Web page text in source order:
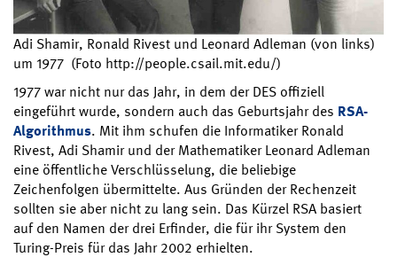
Adi Shamir, Ronald Rivest und Leonard Adleman (von links)
um 1977 (Foto http://people.csail.mit.edu/)
1977 war nicht nur das Jahr, in dem der DES offiziell
eingeführt wurde, sondern auch das Geburtsjahr des RSA-
Algorithmus. Mit ihm schufen die Informatiker Ronald
Rivest, Adi Shamir und der Mathematiker Leonard Adleman
eine öffentliche Verschlüsselung, die beliebige
Zeichenfolgen übermittelte. Aus Gründen der Rechenzeit
sollten sie aber nicht zu lang sein. Das Kürzel RSA basiert
auf den Namen der drei Erfinder, die für ihr System den
Turing-Preis für das Jahr 2002 erhielten.